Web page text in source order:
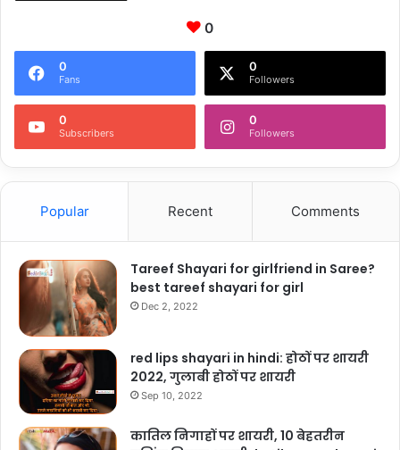
0
0
Fans
0
Followers
0
Subscribers
0
Followers
Popular Recent Comments
Tareef Shayari for girlfriend in Saree?
best tareef shayari for girl
Dec 2, 2022
red lips shayari in hindi: होठों पर शायरी
2022, गुलाबी होठों पर शायरी
Sep 10, 2022
कातिल निगाहों पर शायरी, 10 बेहतरीन